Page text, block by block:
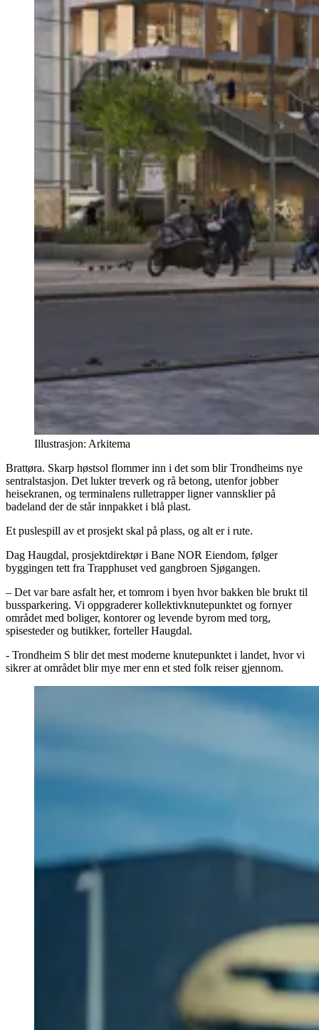
Illustrasjon: Arkitema
Brattøra. Skarp høstsol flommer inn i det som blir Trondheims nye
sentralstasjon. Det lukter treverk og rå betong, utenfor jobber
heisekranen, og terminalens rulletrapper ligner vannsklier på
badeland der de står innpakket i blå plast.
Et puslespill av et prosjekt skal på plass, og alt er i rute.
Dag Haugdal, prosjektdirektør i Bane NOR Eiendom, følger
byggingen tett fra Trapphuset ved gangbroen Sjøgangen.
– Det var bare asfalt her, et tomrom i byen hvor bakken ble brukt til
bussparkering. Vi oppgraderer kollektivknutepunktet og fornyer
området med boliger, kontorer og levende byrom med torg,
spisesteder og butikker, forteller Haugdal.
- Trondheim S blir det mest moderne knutepunktet i landet, hvor vi
sikrer at området blir mye mer enn et sted folk reiser gjennom.